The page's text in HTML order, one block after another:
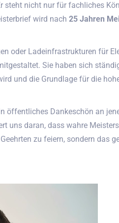
nicht nur für fachliches
wird nach 25 Jahren
oder Ladeinfrastrukturen für
Sie haben sich
und die Grundlage für die
Dankeschön an
uns daran, dass wahre
zu feiern, sondern das